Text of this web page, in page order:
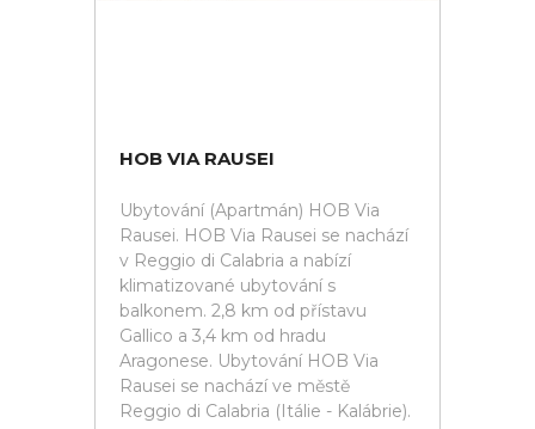
HOB VIA RAUSEI
Ubytování (Apartmán) HOB Via
Rausei. HOB Via Rausei se nachází
v Reggio di Calabria a nabízí
klimatizované ubytování s
balkonem. 2,8 km od přístavu
Gallico a 3,4 km od hradu
Aragonese. Ubytování HOB Via
Rausei se nachází ve městě
Reggio di Calabria (Itálie - Kalábrie).